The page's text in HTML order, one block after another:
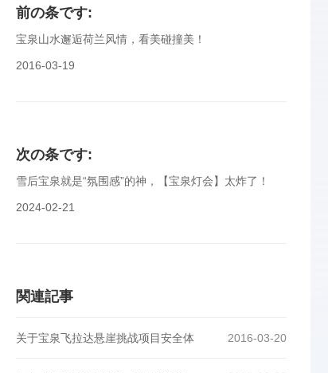
前の条です:
宝泉山水邂逅荷兰风情，看美碰撞美！
2016-03-19
次の条です:
雪后宝泉就是“氛围感”的神，【宝泉灯会】太炸了！
2024-02-21
関連記事
2016-03-20
关于宝泉飞拉达悬崖挑战项目安全体